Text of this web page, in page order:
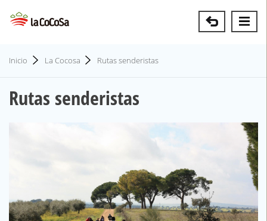
Inicio La Cocosa Rutas senderistas
Rutas senderistas